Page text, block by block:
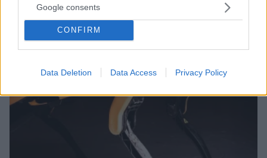
Google consents
CONFIRM
Data Deletion Data Access Privacy Policy